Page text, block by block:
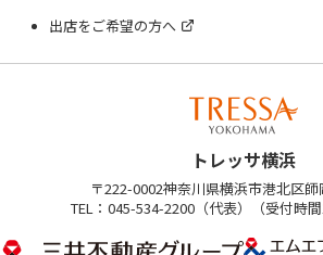
出店をご希望の方へ
トレッサ横浜
〒222-0002神奈川県横浜市港北区
TEL：045-534-2200（代表）（受付時間